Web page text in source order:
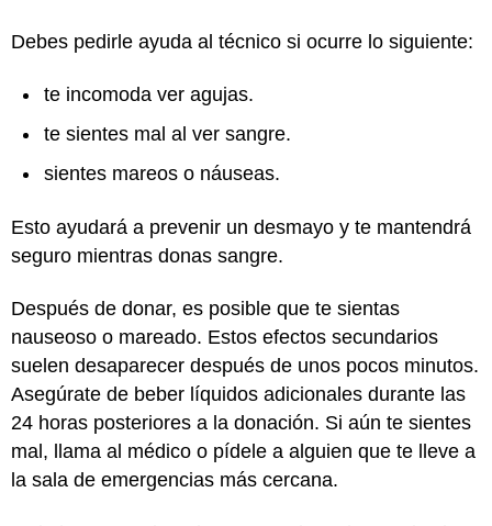
Debes pedirle ayuda al técnico si ocurre lo siguiente:
te incomoda ver agujas.
te sientes mal al ver sangre.
sientes mareos o náuseas.
Esto ayudará a prevenir un desmayo y te mantendrá
seguro mientras donas sangre.
Después de donar, es posible que te sientas
nauseoso o mareado. Estos efectos secundarios
suelen desaparecer después de unos pocos minutos.
Asegúrate de beber líquidos adicionales durante las
24 horas posteriores a la donación. Si aún te sientes
mal, llama al médico o pídele a alguien que te lleve a
la sala de emergencias más cercana.